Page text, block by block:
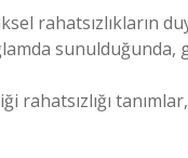
rahatsızlıkların
rahatsızlığı